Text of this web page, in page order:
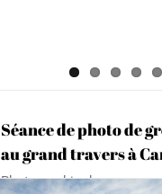
Séance de photo de
au grand travers à
Photographie de grosses